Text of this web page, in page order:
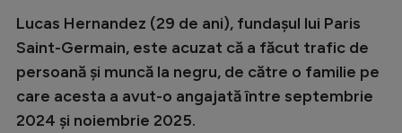
Champions League
Lucas Hernandez (29 de ani), fundaşul lui Paris
Saint-Germain, este acuzat că a făcut trafic de
persoană și muncă la negru, de către o familie pe
care acesta a avut-o angajată între septembrie
2024 şi noiembrie 2025.